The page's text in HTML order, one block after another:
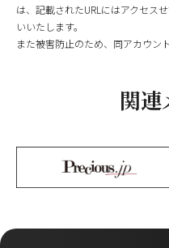
は、記載されたURLにはアクセス
いいたします。
また被害防止のため、同アカウン
関連